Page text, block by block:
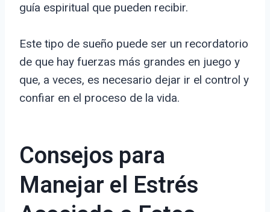
guía espiritual que pueden recibir.
Este tipo de sueño puede ser un recordatorio
de que hay fuerzas más grandes en juego y
que, a veces, es necesario dejar ir el control y
confiar en el proceso de la vida.
Consejos para
Manejar el Estrés